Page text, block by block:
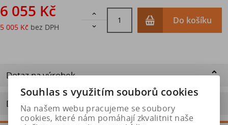
6 055 Kč
5 005 Kč bez DPH


Do košíku
Dotaz na výrobek
Doporučit výrobek
Souhlas s využitím souborů cookies
Na našem webu pracujeme se soubory
cookies, které nám pomáhají zkvalitnit naše